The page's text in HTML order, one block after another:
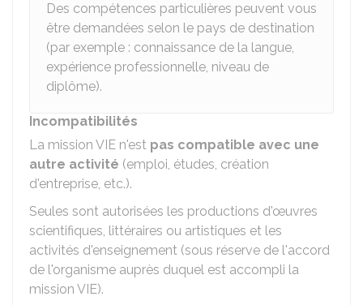
Des compétences particulières peuvent vous
être demandées selon le pays de destination
(par exemple : connaissance de la langue,
expérience professionnelle, niveau de
diplôme).
Incompatibilités
La mission VIE n'est pas compatible avec une
autre activité (emploi, études, création
d'entreprise, etc.).
Seules sont autorisées les productions d'œuvres
scientifiques, littéraires ou artistiques et les
activités d'enseignement (sous réserve de l'accord
de l'organisme auprès duquel est accompli la
mission VIE).